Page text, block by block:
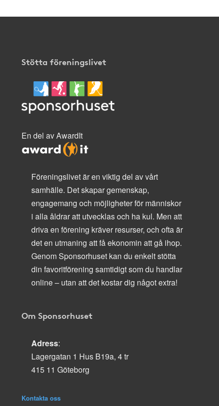
Stötta föreningslivet
En del av AwardIt
Föreningslivet är en viktig del av vårt
samhälle. Det skapar gemenskap,
engagemang och möjligheter för människor
i alla åldrar att utvecklas och ha kul. Men att
driva en förening kräver resurser, och ofta är
det en utmaning att få ekonomin att gå ihop.
Genom Sponsorhuset kan du enkelt stötta
din favoritförening samtidigt som du handlar
online – utan att det kostar dig något extra!
Om Sponsorhuset
Adress:
Lagergatan 1 Hus B19a, 4 tr
415 11 Göteborg
Kontakta oss